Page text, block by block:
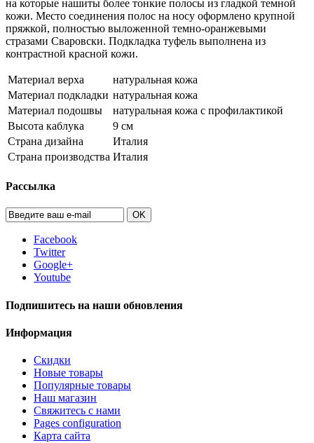
на которые нашиты более тонкие полосы из гладкой темной
кожи. Место соединения полос на носу оформлено крупной
пряжкой, полностью выложенной темно-оранжевыми
стразами Сваровски. Подкладка туфель выполнена из
контрастной красной кожи.
Материал верха
натуральная кожа
Материал подкладки натуральная кожа
Материал подошвы
натуральная кожа с профилактикой
Высота каблука
9 см
Страна дизайна
Италия
Страна производства Италия
Рассылка
OK
Facebook
Twitter
Google+
Youtube
Подпишитесь на наши обновления
Информация
Скидки
Новые товары
Популярные товары
Наш магазин
Свяжитесь с нами
Pages configuration
Карта сайта